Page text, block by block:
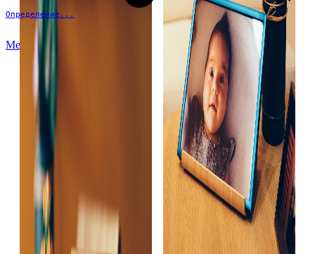
Определение...
Меню